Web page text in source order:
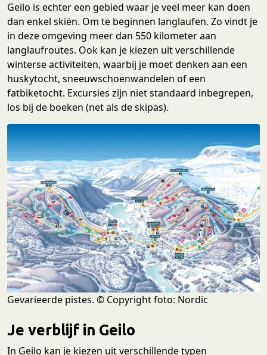
Geilo is echter een gebied waar je veel meer kan doen
dan enkel skiën. Om te beginnen langlaufen. Zo vindt je
in deze omgeving meer dan 550 kilometer aan
langlaufroutes. Ook kan je kiezen uit verschillende
winterse activiteiten, waarbij je moet denken aan een
huskytocht, sneeuwschoenwandelen of een
fatbiketocht. Excursies zijn niet standaard inbegrepen,
los bij de boeken (net als de skipas).
Gevarieerde pistes. © Copyright foto: Nordic
Je verblijf in Geilo
In Geilo kan je kiezen uit verschillende typen